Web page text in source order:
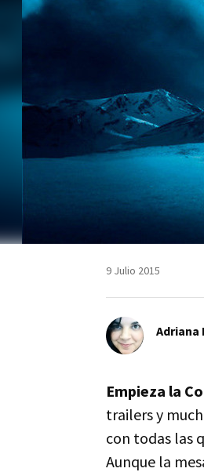
9 Julio 2015
Adriana
Empieza la
trailers y
con todas las
Aunque la